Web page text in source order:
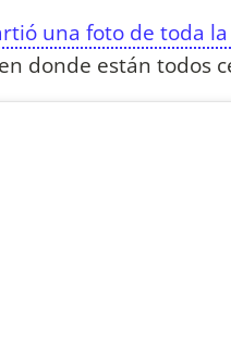
una foto de toda
donde están todos